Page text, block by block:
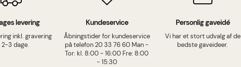
levering
inkl. gravering
2-3 dage.
Kundeservice
Åbningstider for kundeservice
på telefon 20 33 76 60 Man -
Tor: kl. 8:00 - 16:00 Fre: 8:00
- 15:30
Personlig gaveidé
Vi har et stort udvalg af de
bedste gaveideer.